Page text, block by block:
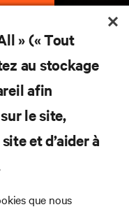
» (« Tout
au stockage
afin
le site,
et d’aider à
que nous